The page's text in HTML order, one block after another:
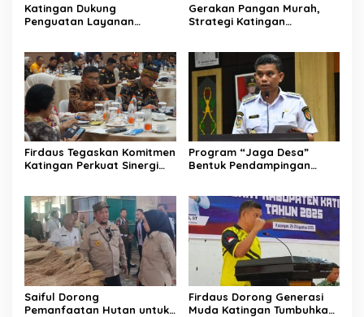
Katingan Dukung
Penguatan Layanan
Gerakan Pangan Murah,
Strategi Katingan
Firdaus Tegaskan Komitmen
Katingan Perkuat Sinergi
Program “Jaga Desa”
Bentuk Pendampingan
Saiful Dorong
Pemanfaatan Hutan untuk
Firdaus Dorong Generasi
Muda Katingan Tumbuhkan